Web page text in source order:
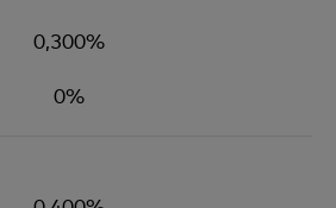
0,300%
0%